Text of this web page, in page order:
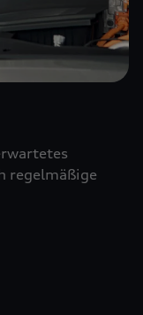
regelmäßige